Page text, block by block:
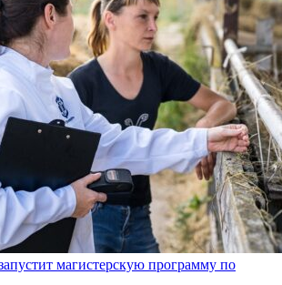
магистерскую программу по